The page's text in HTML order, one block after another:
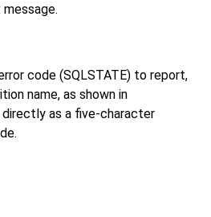
code (SQLSTATE) to report,
name, as shown in
directly as a five-character